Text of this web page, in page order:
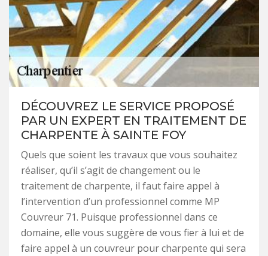
DÉCOUVREZ LE SERVICE PROPOSÉ
PAR UN EXPERT EN TRAITEMENT DE
CHARPENTE À SAINTE FOY
Quels que soient les travaux que vous souhaitez
réaliser, qu’il s’agit de changement ou le
traitement de charpente, il faut faire appel à
l’intervention d’un professionnel comme MP
Couvreur 71. Puisque professionnel dans ce
domaine, elle vous suggère de vous fier à lui et de
faire appel à un couvreur pour charpente qui sera